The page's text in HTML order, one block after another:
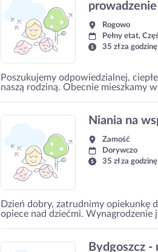
Rogowo
Pełny etat,
35 zł za godzinę
Poszukujemy odpowiedzialnej,
naszą rodziną. Obecnie mieszkamy
Niania na
Zamość
Dorywczo
35 zł za godzinę
Dzień dobry, zatrudnimy opiekunkę
opiece nad dziećmi. Wynagrodzenie
Bydgoszcz -